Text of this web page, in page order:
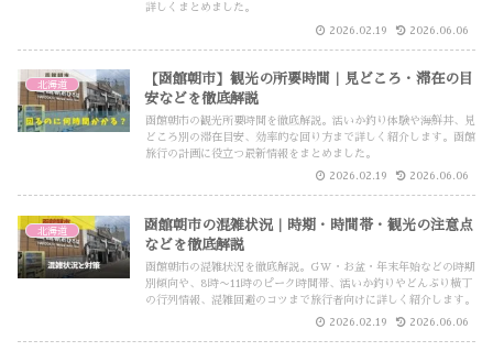
詳しくまとめました。
2026.02.19 2026.06.06
北海道
【函館朝市】観光の所要時間｜見どころ・滞在の目
安などを徹底解説
函館朝市の観光所要時間を徹底解説。活いか釣り体験や海鮮丼、見
どころ別の滞在目安、効率的な回り方まで詳しく紹介します。函館
旅行の計画に役立つ最新情報をまとめました。
2026.02.19 2026.06.06
北海道
函館朝市の混雑状況｜時期・時間帯・観光の注意点
などを徹底解説
函館朝市の混雑状況を徹底解説。GW・お盆・年末年始などの時期
別傾向や、8時〜11時のピーク時間帯、活いか釣りやどんぶり横丁
の行列情報、混雑回避のコツまで旅行者向けに詳しく紹介します。
2026.02.19 2026.06.06